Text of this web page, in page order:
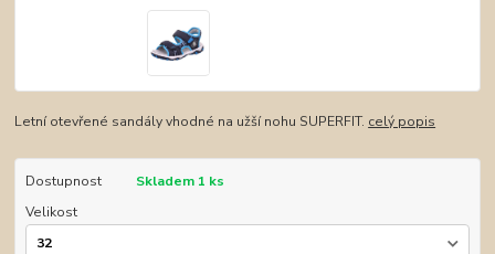
Letní otevřené sandály vhodné na užší nohu SUPERFIT. celý popis
Dostupnost
Skladem 1 ks
Velikost